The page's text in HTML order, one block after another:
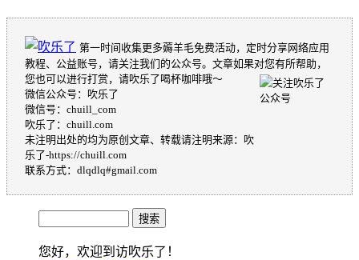
第一时间收集更多薅羊毛免费活动，定时分享网络应用
教程、公益账号，请关注我们的公众号。文章如果对您有所帮助，
您也可以进行打赏，请吹乐了喝杯咖啡哦～
微信公众号：吹乐了
微信号：chuill_com
吹乐了：chuill.com
未注明出处的均为原创文章、转载请注明来源：吹
乐了-https://chuill.com
联系方式：dlqdlq#gmail.com
您好，欢迎到访吹乐了！